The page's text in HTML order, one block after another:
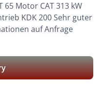
65 Motor CAT 313 kW
KDK 200 Sehr guter
auf Anfrage